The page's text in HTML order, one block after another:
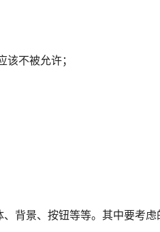
不被允许；
背景、按钮等等。其中要考虑